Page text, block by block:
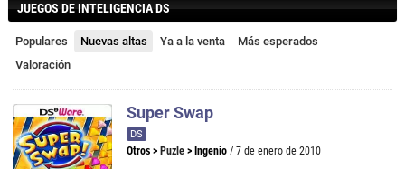
JUEGOS DE INTELIGENCIA DS
Populares Nuevas altas Ya a la venta
Más esperados
Valoración
Super Swap
DS
Otros > Puzle > Ingenio / 7 de enero de 2010